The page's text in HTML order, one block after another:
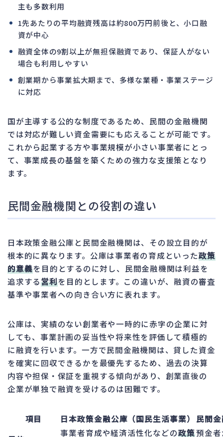
主も多数利用
1先あたりの平均融資残高は約800万円前後と、小口融
資が中心
融資全体の9割以上が無担保融資であり、保証人がない
場合も利用しやすい
創業期から事業拡大期まで、多様な業種・事業ステージ
に対応
国が主導する公的な制度であるため、民間の金融機関
では対応が難しい資金需要にも応えることが可能です。
これから起業する方や事業規模が小さい事業者にとっ
て、事業成長の基盤を築くための強力な支援策となり
ます。
民間金融機関との役割の違い
日本政策金融公庫と民間金融機関は、その設立目的が
根本的に異なります。公庫は事業者の育成といった政策
的意義を目的とするのに対し、民間金融機関は利益を
追求する営利を目的とします。この違いが、融資の審査
基準や事業者への向き合い方に表れます。
公庫は、実績のない創業者や一時的に赤字の企業に対
しても、事業計画の妥当性や将来性を評価して積極的
に融資を行います。一方で民間金融機関は、貸した資金
を確実に回収できるかを最優先するため、過去の決算
内容や担保・保証を重視する傾向があり、創業直後の
企業が単独で融資を受けるのは困難です。
項目 日本政策金融公庫（国民生活事業）
民間
事業者育成や経済活性化などの政策預金